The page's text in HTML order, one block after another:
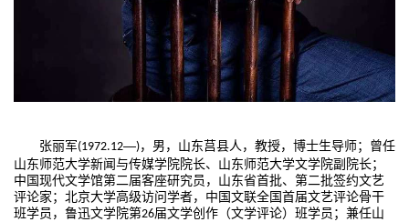
张丽军(1972.12—)，男，山东莒县人，教授，博士生导师；曾任
山东师范大学新闻与传媒学院院长、山东师范大学文学院副院长；
中国现代文学馆第二届客座研究员，山东省首批、第二批签约文艺
评论家；北京大学高级访问学者，中国文联全国首届文艺评论骨干
班学员，鲁迅文学院第26届文学创作（文学评论）班学员；兼任山